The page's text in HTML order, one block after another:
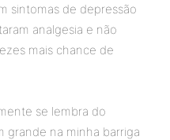
sintomas de depressão
analgesia e não
mais chance de
se lembra do
grande na minha barriga